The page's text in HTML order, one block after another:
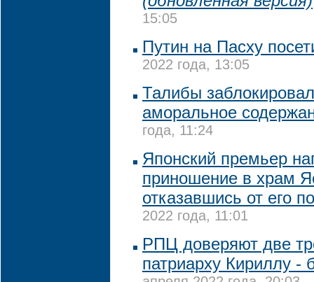
15:05
Путин на Пасху
2022 года, 13:05
Талибы
аморальное
года, 11:24
Японский премьер
приношение в храм
отказавшись от его
2022 года, 11:01
РПЦ доверяют две
патриарху Кириллу -